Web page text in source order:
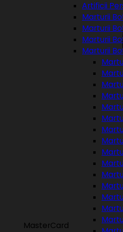
MasterCard
Artificii
Marturii
Marturii
Marturii
Marturii